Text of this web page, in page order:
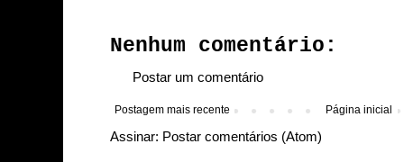
Nenhum comentário:
Postar um comentário
Postagem mais recente Página inicial
Assinar: Postar comentários (Atom)